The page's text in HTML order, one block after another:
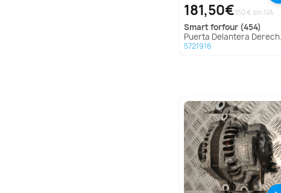
181,50€150 € sin IVA
smartforfour (454)
Puerta Delantera Derecha para Smart Forfour (454)
5721916